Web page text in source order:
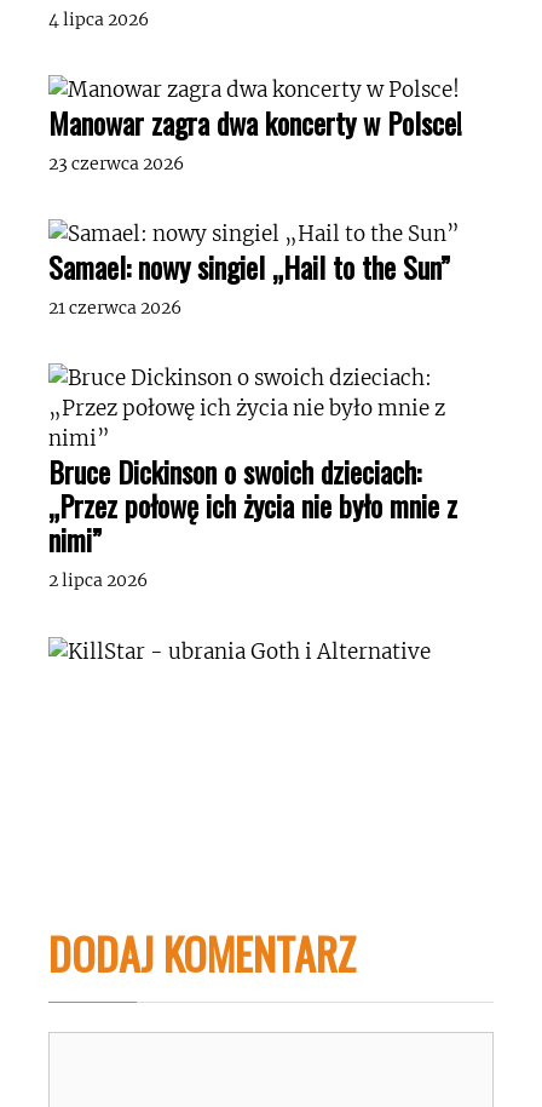
4 lipca 2026
Manowar zagra dwa koncerty w Polsce!
23 czerwca 2026
Samael: nowy singiel „Hail to the Sun”
21 czerwca 2026
Bruce Dickinson o swoich dzieciach:
„Przez połowę ich życia nie było mnie z
nimi”
2 lipca 2026
DODAJ KOMENTARZ